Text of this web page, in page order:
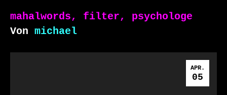
mahalwords, filter, psychologe
Von michael
APR.
05